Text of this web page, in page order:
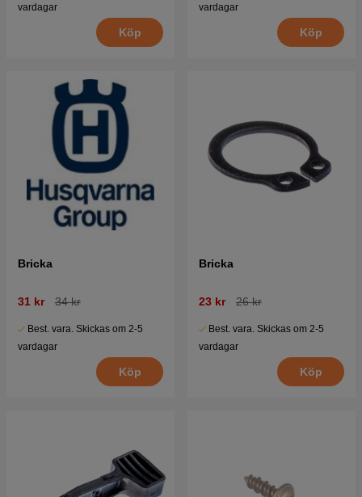
vardagar
Köp
vardagar
Köp
Bricka
31 kr 34 kr
Best. vara. Skickas om 2-5
vardagar
Köp
Bricka
23 kr 26 kr
Best. vara. Skickas om 2-5
vardagar
Köp